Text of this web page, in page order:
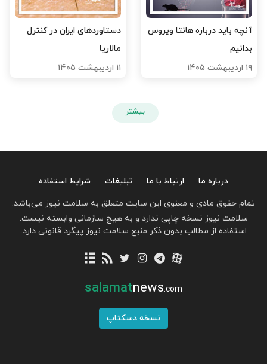
آنچه باید درباره هانتا ویروس
بدانیم
۱۹ اردیبهشت ۱۴۰۵
دستاوردهای ایران در کنترل
مالاریا
۱۱ اردیبهشت ۱۴۰۵
بیشتر
درباره ما ارتباط با ما تبلیغات
شرایط استفاده
تمام حقوق مادی و معنوی این سایت متعلق به سلامت نیوز می‌باشد.
سلامت نیوز نسخه چاپی ندارد و به هیچ سازمانی وابسته نیست.
استفاده از مطالب بدون ذکر منبع سلامت نیوز پیگرد قانونی دارد.
salamatnews.com
نسخه دسکتاپ